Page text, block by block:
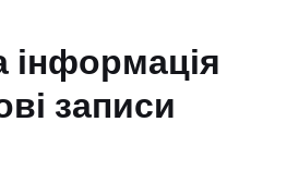
інформація
записи